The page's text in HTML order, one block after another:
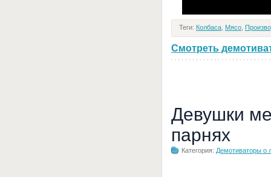
Теги: Колбаса Мясо
Смотреть
Девушки
парнях
Категория: Демотиваторы о